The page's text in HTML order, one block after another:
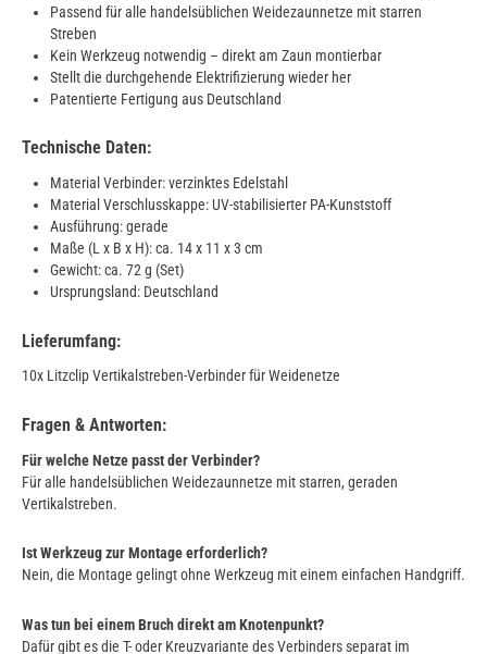
Passend für alle handelsüblichen Weidezaunnetze mit starren
Streben
Kein Werkzeug notwendig – direkt am Zaun montierbar
Stellt die durchgehende Elektrifizierung wieder her
Patentierte Fertigung aus Deutschland
Technische Daten:
Material Verbinder: verzinktes Edelstahl
Material Verschlusskappe: UV-stabilisierter PA-Kunststoff
Ausführung: gerade
Maße (L x B x H): ca. 14 x 11 x 3 cm
Gewicht: ca. 72 g (Set)
Ursprungsland: Deutschland
Lieferumfang:
10x Litzclip Vertikalstreben-Verbinder für Weidenetze
Fragen & Antworten:
Für welche Netze passt der Verbinder?
Für alle handelsüblichen Weidezaunnetze mit starren, geraden
Vertikalstreben.
Ist Werkzeug zur Montage erforderlich?
Nein, die Montage gelingt ohne Werkzeug mit einem einfachen Handgriff.
Was tun bei einem Bruch direkt am Knotenpunkt?
Dafür gibt es die T- oder Kreuzvariante des Verbinders separat im